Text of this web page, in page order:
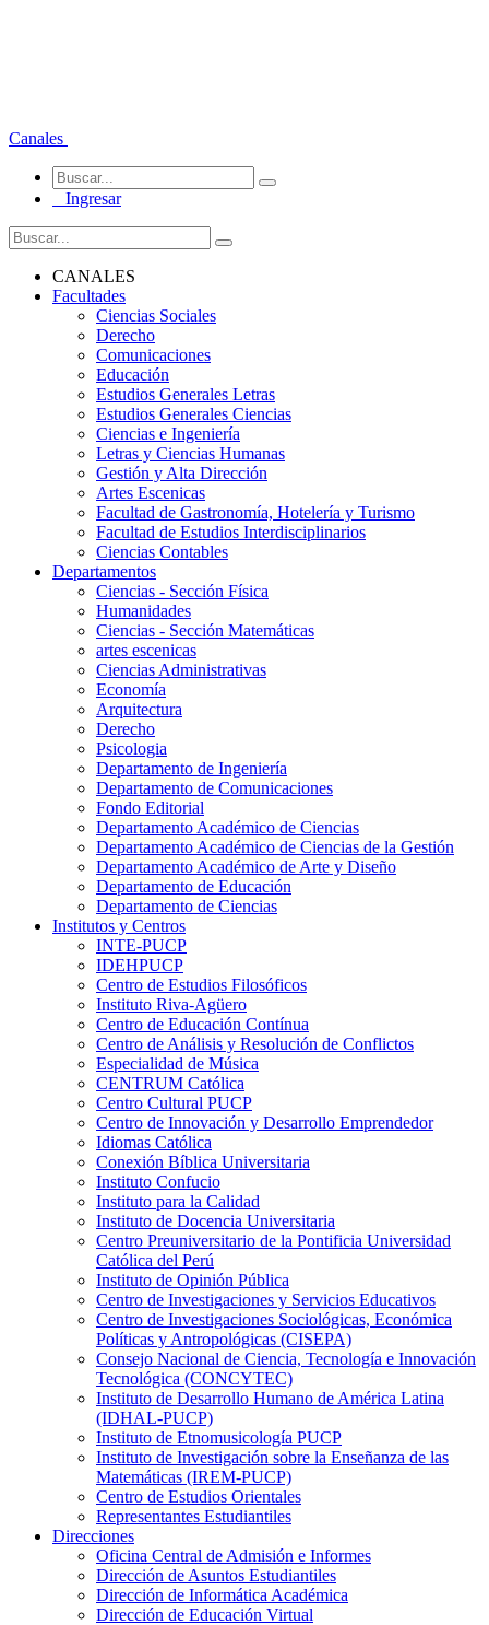
Canales
Ingresar
CANALES
Facultades
Ciencias Sociales
Derecho
Comunicaciones
Educación
Estudios Generales Letras
Estudios Generales Ciencias
Ciencias e Ingeniería
Letras y Ciencias Humanas
Gestión y Alta Dirección
Artes Escenicas
Facultad de Gastronomía, Hotelería y Turismo
Facultad de Estudios Interdisciplinarios
Ciencias Contables
Departamentos
Ciencias - Sección Física
Humanidades
Ciencias - Sección Matemáticas
artes escenicas
Ciencias Administrativas
Economía
Arquitectura
Derecho
Psicologia
Departamento de Ingeniería
Departamento de Comunicaciones
Fondo Editorial
Departamento Académico de Ciencias
Departamento Académico de Ciencias de la Gestión
Departamento Académico de Arte y Diseño
Departamento de Educación
Departamento de Ciencias
Institutos y Centros
INTE-PUCP
IDEHPUCP
Centro de Estudios Filosóficos
Instituto Riva-Agüero
Centro de Educación Contínua
Centro de Análisis y Resolución de Conflictos
Especialidad de Música
CENTRUM Católica
Centro Cultural PUCP
Centro de Innovación y Desarrollo Emprendedor
Idiomas Católica
Conexión Bíblica Universitaria
Instituto Confucio
Instituto para la Calidad
Instituto de Docencia Universitaria
Centro Preuniversitario de la Pontificia Universidad
Católica del Perú
Instituto de Opinión Pública
Centro de Investigaciones y Servicios Educativos
Centro de Investigaciones Sociológicas, Económica
Políticas y Antropológicas (CISEPA)
Consejo Nacional de Ciencia, Tecnología e Innovación
Tecnológica (CONCYTEC)
Instituto de Desarrollo Humano de América Latina
(IDHAL-PUCP)
Instituto de Etnomusicología PUCP
Instituto de Investigación sobre la Enseñanza de las
Matemáticas (IREM-PUCP)
Centro de Estudios Orientales
Representantes Estudiantiles
Direcciones
Oficina Central de Admisión e Informes
Dirección de Asuntos Estudiantiles
Dirección de Informática Académica
Dirección de Educación Virtual